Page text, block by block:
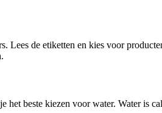
Lees de etiketten en kies voor
beste kiezen voor water. Water is